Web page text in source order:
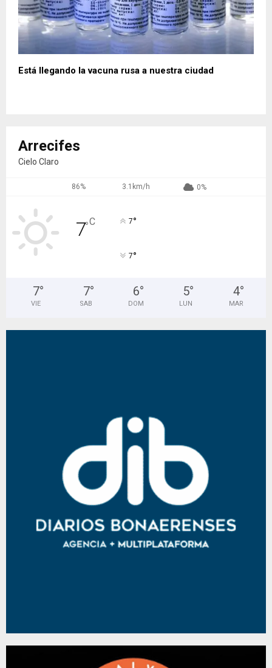
Está llegando la vacuna rusa a nuestra ciudad
Arrecifes
Cielo Claro
86% 3.1km/h 0%
7°C 7°
7°
7°
VIE
7°
SAB
6°
DOM
5°
LUN
4°
MAR